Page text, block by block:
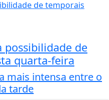
possibilidade de
quarta-feira
mais intensa entre o
tarde